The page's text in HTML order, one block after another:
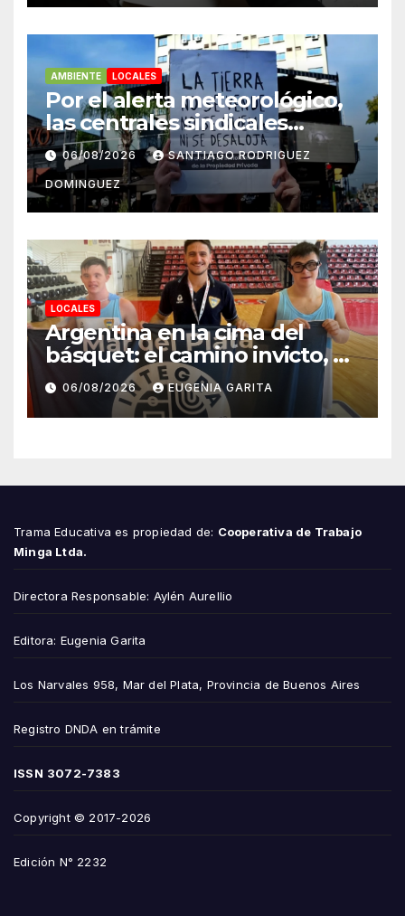
AMBIENTE LOCALES
Por el alerta meteorológico,
las centrales sindicales
suspendieron la convocatoria
contra la Ley de Tierras en
Mar del Plata
06/08/2026 SANTIAGO RODRIGUEZ
DOMINGUEZ
LOCALES
Argentina en la cima del
básquet: el camino invicto, el
esfuerzo familiar y la jugada
que valió un Mundial
06/08/2026 EUGENIA GARITA
Trama Educativa es propiedad de: Cooperativa de Trabajo
Minga Ltda.
Directora Responsable: Aylén Aurellio
Editora: Eugenia Garita
Los Narvales 958, Mar del Plata, Provincia de Buenos Aires
Registro DNDA en trámite
ISSN 3072-7383
Copyright © 2017-2026
Edición N° 2232